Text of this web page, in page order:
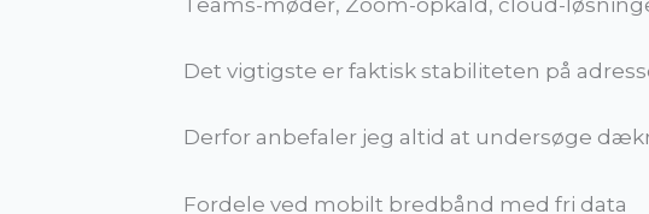
Teams-møder, Zoom-opkald, cloud-
Det vigtigste er faktisk stabiliteten på
Derfor anbefaler jeg altid at undersøge
Fordele ved mobilt bredbånd med fri data